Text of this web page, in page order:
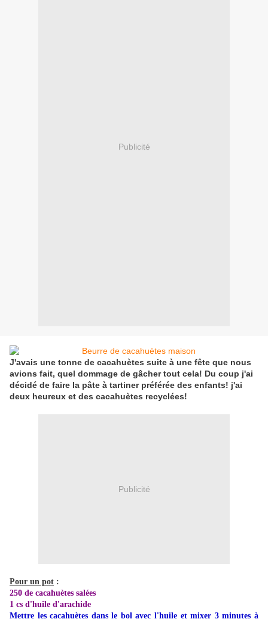
Publicité
J'avais une tonne de cacahuètes suite à une fête que nous
avions fait, quel dommage de gâcher tout cela! Du coup j'ai
décidé de faire la pâte à tartiner préférée des enfants! j'ai
deux heureux et des cacahuètes recyclées!
Publicité
Pour un pot :
250 de cacahuètes salées
1 cs d'huile d'arachide
Mettre les cacahuètes dans le bol avec l'huile et mixer 3 minutes à